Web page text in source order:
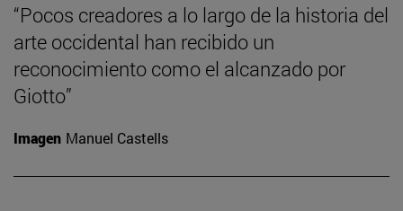
“Pocos creadores a lo largo de la historia del
arte occidental han recibido un
reconocimiento como el alcanzado por
Giotto”
Imagen Manuel Castells